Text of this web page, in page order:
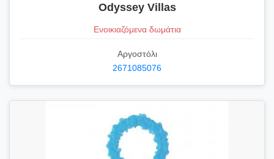
Odyssey Villas
Ενοικιαζόμενα δωμάτια
Αργοστόλι
2671085076